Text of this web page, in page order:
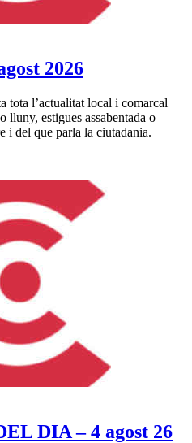
2026
tota l’actualitat local i comarcal
lluny, estigues assabentada o
i del que parla la ciutadania.
DIA – 4 agost 26